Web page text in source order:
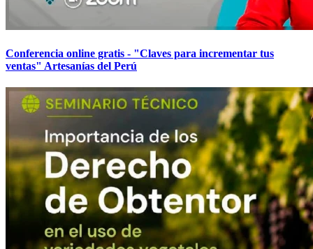
Conferencia online gratis - "Claves para incrementar tus
ventas" Artesanías del Perú